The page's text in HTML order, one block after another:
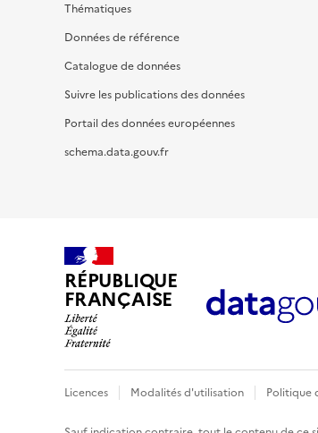
Thématiques
Données de référence
Catalogue de données
Suivre les publications des données
Portail des données européennes
schema.data.gouv.fr
RÉPUBLIQUE
FRANÇAISE
Licences Modalités d'utilisation Politique